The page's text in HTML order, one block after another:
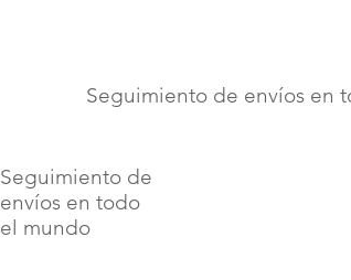
Seguimiento de envíos en
Seguimiento de
envíos en todo
el mundo